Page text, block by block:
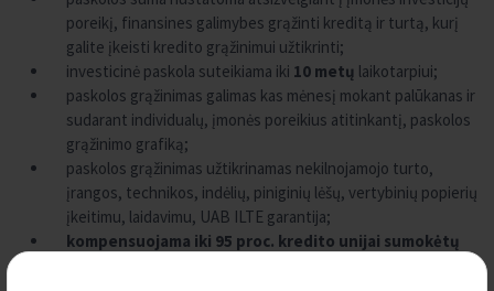
poreikį, finansines galimybes grąžinti kreditą ir turtą, kurį
galite įkeisti kredito grąžinimui užtikrinti;
investicinė paskola suteikiama iki 10 metų laikotarpiui;
paskolos grąžinimas galimas kas mėnesį mokant palūkanas ir
sudarant individualų, įmonės poreikius atitinkantį, paskolos
grąžinimo grafiką;
paskolos grąžinimas užtikrinamas nekilnojamojo turto,
įrangos, technikos, indėlių, piniginių lėšų, vertybinių popierių
įkeitimu, laidavimu, UAB ILTE garantija;
kompensuojama iki 95 proc. kredito unijai sumokėtų